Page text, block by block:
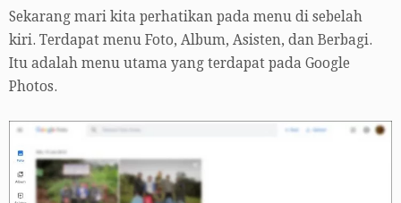
Sekarang mari kita perhatikan pada menu di sebelah
kiri. Terdapat menu Foto, Album, Asisten, dan Berbagi.
Itu adalah menu utama yang terdapat pada Google
Photos.